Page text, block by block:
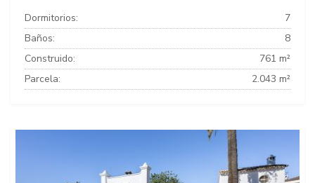
Dormitorios:
7
Baños:
8
Construido:
761 m²
Parcela:
2.043 m²